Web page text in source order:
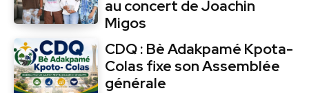
au concert de Joachin
Migos
CDQ : Bè Adakpamé Kpota-
Colas fixe son Assemblée
générale